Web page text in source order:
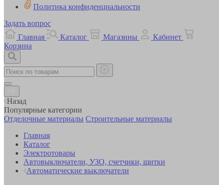
Политика конфиденциальности
Задать вопрос
Главная
Каталог Магазины
Кабинет
Корзина
Назад
Популярные категории
Отделочные материалы Строительные материалы
Главная
Каталог
Электротовары
Автовыключатели, УЗО, счетчики, щитки
Автоматические выключатели